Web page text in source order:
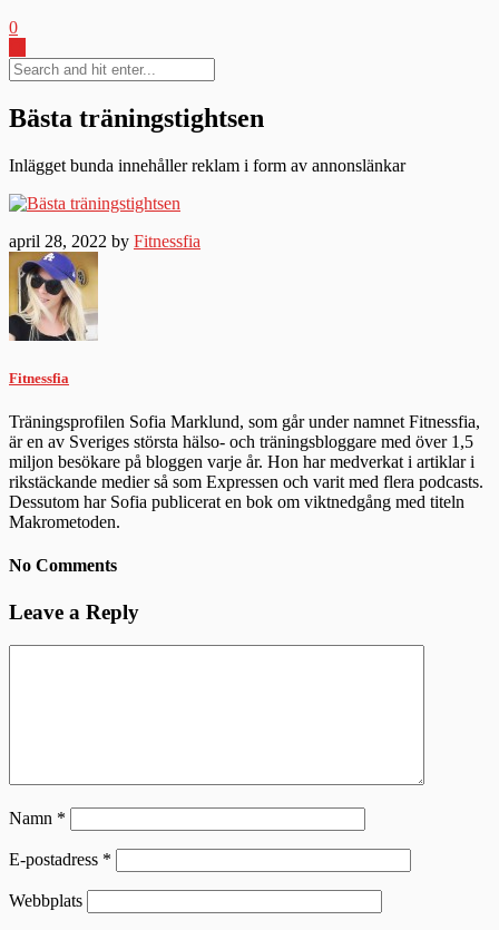
0
Bästa träningstightsen
Inlägget bunda innehåller reklam i form av annonslänkar
april 28, 2022 by Fitnessfia
Fitnessfia
Träningsprofilen Sofia Marklund, som går under namnet Fitnessfia,
är en av Sveriges största hälso- och träningsbloggare med över 1,5
miljon besökare på bloggen varje år. Hon har medverkat i artiklar i
rikstäckande medier så som Expressen och varit med flera podcasts.
Dessutom har Sofia publicerat en bok om viktnedgång med titeln
Makrometoden.
No Comments
Leave a Reply
Namn *
E-postadress *
Webbplats